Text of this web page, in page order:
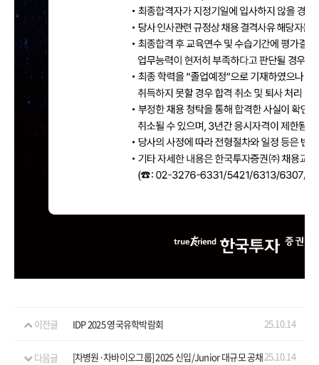
이전글 IDP 2025 영국유학박람회 25.10.14
다음글 [차병원·차바이오그룹] 2025 신입/Junior 대규모 공채25.10.14